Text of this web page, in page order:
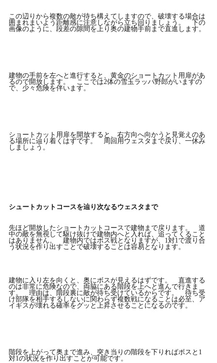
この辺りから複数の敵が待ち構えてしますので、破壊する場合は
囲まれまいよう距離感に注意しながら立ち回りましょう。 下の
画像のように、段差の隙間を上り奥の建物手前まで直進します。
建物の手前を左へと進行すると、黄金のショートカット用扉があ
るので開放します。 ここでは2体の雪玉ラッパ野郎がいますの
で、少々危険を伴います。
ショートカット用扉を開放すると、右方向へ向かうと見覚えのあ
る場所に辿り着くはずです。 周回用ウェスタまで戻り、一休み
しましょう。
シュートカットコースを辿り次なるウェスタまで
先ほど開放したショートカットコースで建物まで戻ります。 道
中の敵を無視して駆け抜けで建物内へと入れば、追ってくること
はありません。 建物内ではボス戦となりますが、1対1で渡り合
う状況を作り出すことで破壊することは容易となります。
建物に入り左を向くと、奥にボスが見えるはずです。 直進する
のは非常に危険なので、両脇にある階段を上へと進んで行きま
す。 理由は、階段裏に敵が待ち受けているからです。 待ち受
け部隊を相手するしないに関わらず複数戦になることは必至、ア
イギスが壊れる確率をグッと上昇させることになるのです。
階段を上がって奥まで進み、突き当りの階段を下りればボスと1
対1の状況を作り出すことが可能です。